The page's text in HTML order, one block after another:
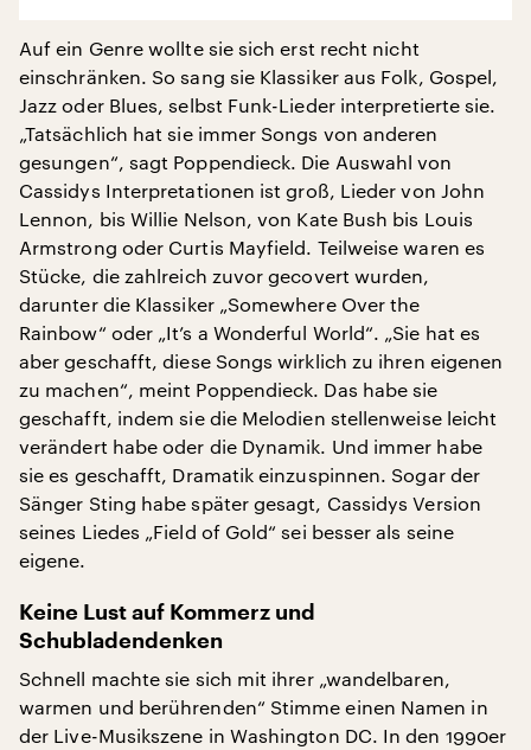
Auf ein Genre wollte sie sich erst recht nicht
einschränken. So sang sie Klassiker aus Folk, Gospel,
Jazz oder Blues, selbst Funk-Lieder interpretierte sie.
„Tatsächlich hat sie immer Songs von anderen
gesungen“, sagt Poppendieck. Die Auswahl von
Cassidys Interpretationen ist groß, Lieder von John
Lennon, bis Willie Nelson, von Kate Bush bis Louis
Armstrong oder Curtis Mayfield. Teilweise waren es
Stücke, die zahlreich zuvor gecovert wurden,
darunter die Klassiker „Somewhere Over the
Rainbow“ oder „It’s a Wonderful World“. „Sie hat es
aber geschafft, diese Songs wirklich zu ihren eigenen
zu machen“, meint Poppendieck. Das habe sie
geschafft, indem sie die Melodien stellenweise leicht
verändert habe oder die Dynamik. Und immer habe
sie es geschafft, Dramatik einzuspinnen. Sogar der
Sänger Sting habe später gesagt, Cassidys Version
seines Liedes „Field of Gold“ sei besser als seine
eigene.
Keine Lust auf Kommerz und
Schubladendenken
Schnell machte sie sich mit ihrer „wandelbaren,
warmen und berührenden“ Stimme einen Namen in
der Live-Musikszene in Washington DC. In den 1990er